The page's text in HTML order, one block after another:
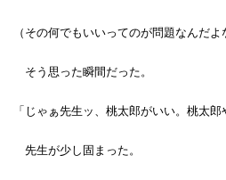
（その何でもいいってのが問題なんだよ
そう思った瞬間だった。
「じゃぁ先生ッ、桃太郎がいい。桃太郎
先生が少し固まった。